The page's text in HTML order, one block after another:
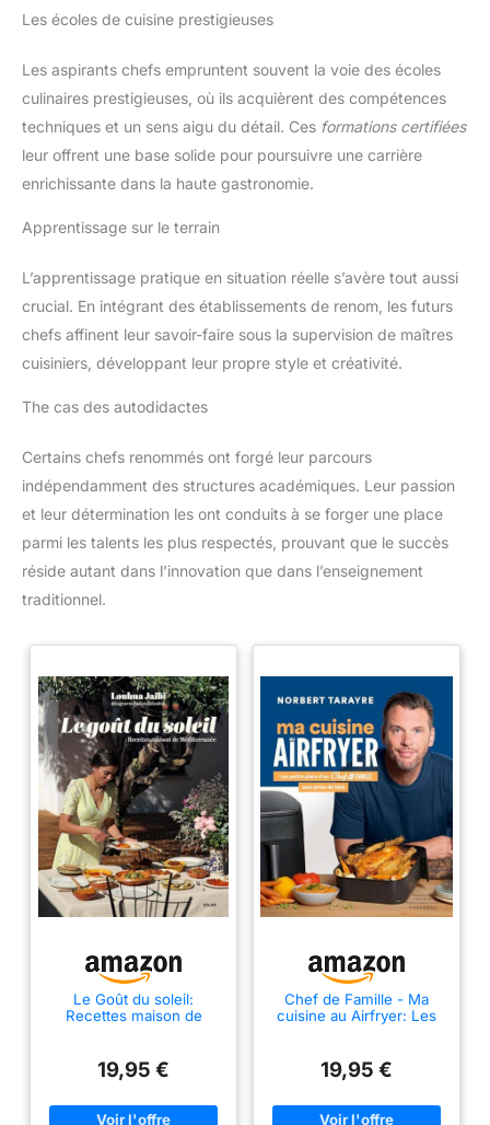
Les écoles de cuisine prestigieuses
Les aspirants chefs empruntent souvent la voie des écoles
culinaires prestigieuses, où ils acquièrent des compétences
techniques et un sens aigu du détail. Ces formations certifiées
leur offrent une base solide pour poursuivre une carrière
enrichissante dans la haute gastronomie.
Apprentissage sur le terrain
L’apprentissage pratique en situation réelle s’avère tout aussi
crucial. En intégrant des établissements de renom, les futurs
chefs affinent leur savoir-faire sous la supervision de maîtres
cuisiniers, développant leur propre style et créativité.
The cas des autodidactes
Certains chefs renommés ont forgé leur parcours
indépendamment des structures académiques. Leur passion
et leur détermination les ont conduits à se forger une place
parmi les talents les plus respectés, prouvant que le succès
réside autant dans l’innovation que dans l’enseignement
traditionnel.
Le Goût du soleil:
Recettes maison de
19,95 €
Chef de Famille - Ma
cuisine au Airfryer: Les
19,95 €